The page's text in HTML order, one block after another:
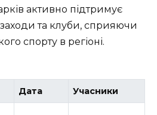
активно підтримує
заходи та клуби, сприяючи
спорту в регіоні.
Дата Учасники